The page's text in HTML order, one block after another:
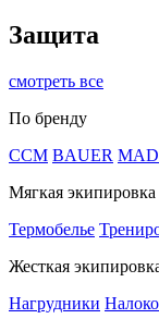
Защита
смотреть все
По бренду
CCM BAUER
Мягкая экипировка
Термобелье
Жесткая
Нагрудники